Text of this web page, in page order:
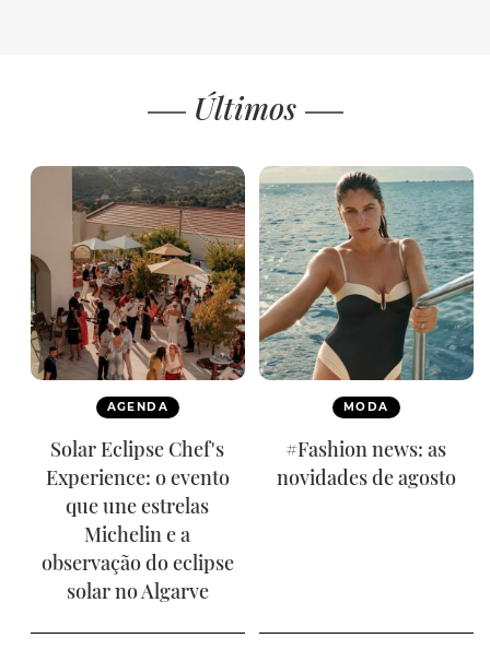
Últimos
AGENDA
Solar Eclipse Chef's
Experience: o evento
que une estrelas
Michelin e a
observação do eclipse
solar no Algarve
MODA
#Fashion news: as
novidades de agosto